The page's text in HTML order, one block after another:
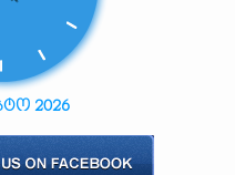
2026